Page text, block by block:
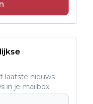
laatste nieuws
in je mailbox